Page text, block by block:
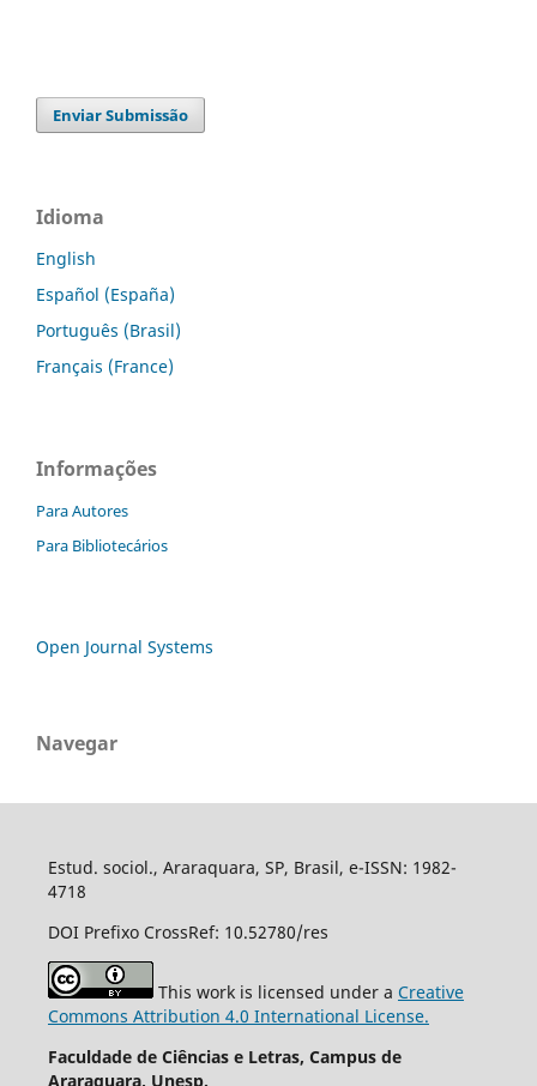
Enviar Submissão
Idioma
English
Español (España)
Português (Brasil)
Français (France)
Informações
Para Autores
Para Bibliotecários
Open Journal Systems
Navegar
Estud. sociol., Araraquara, SP, Brasil, e-ISSN: 1982-
4718
DOI Prefixo CrossRef: 10.52780/res
This work is licensed under a Creative
Commons Attribution 4.0 International License.
Faculdade de Ciências e Letras, Campus de
Araraquara, Unesp.